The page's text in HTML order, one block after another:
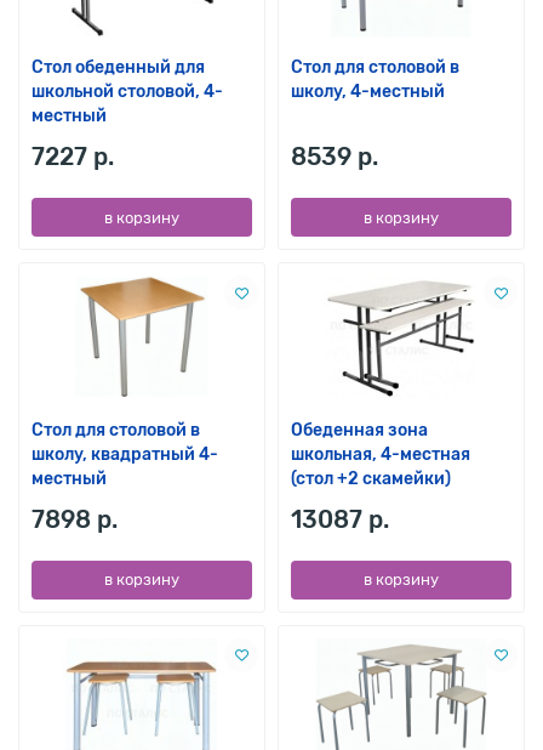
Стол обеденный для
школьной столовой, 4-
местный
7227 р.
в корзину
Стол для столовой в
школу, 4-местный
8539 р.
в корзину
Стол для столовой в
школу, квадратный 4-
местный
7898 р.
в корзину
Обеденная зона
школьная, 4-местная
(стол +2 скамейки)
13087 р.
в корзину